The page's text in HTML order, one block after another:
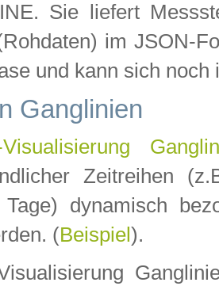
Sie liefert
im JSON-
und kann sich noch
Ganglinien
Visualisierung
Zeitreihen
Tage) dynamisch
(Beispiel ).